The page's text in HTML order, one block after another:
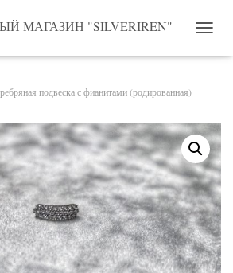
МАГАЗИН "SILVERIREN"
подвеска с фианитами (родированная)